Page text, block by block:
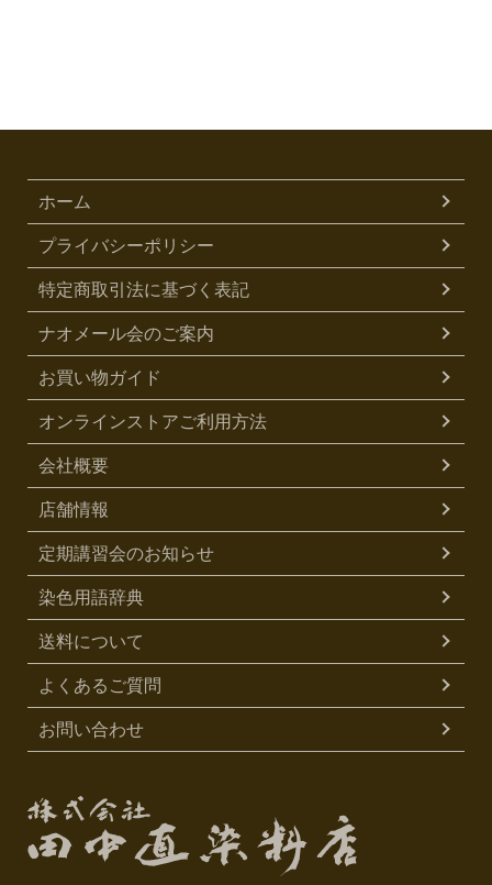
ホーム
プライバシーポリシー
特定商取引法に基づく表記
ナオメール会のご案内
お買い物ガイド
オンラインストアご利用方法
会社概要
店舗情報
定期講習会のお知らせ
染色用語辞典
送料について
よくあるご質問
お問い合わせ